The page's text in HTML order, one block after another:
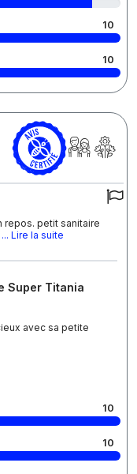
10
10
repos. petit sanitaire
... Lire la suite
Super Titania
avec sa petite
10
10